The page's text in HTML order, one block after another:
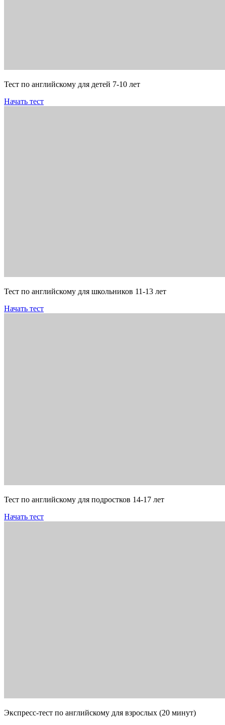
Тест по английскому для детей 7-10 лет
Начать тест
Тест по английскому для школьников 11-13 лет
Начать тест
Тест по английскому для подростков 14-17 лет
Начать тест
Экспресс-тест по английскому для взрослых (20 минут)